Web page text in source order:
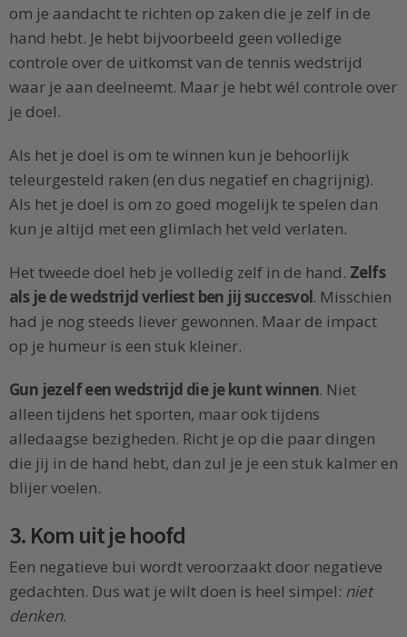
om je aandacht te richten op zaken die je zelf in de
hand hebt. Je hebt bijvoorbeeld geen volledige
controle over de uitkomst van de tennis wedstrijd
waar je aan deelneemt. Maar je hebt wél controle over
je doel.
Als het je doel is om te winnen kun je behoorlijk
teleurgesteld raken (en dus negatief en chagrijnig).
Als het je doel is om zo goed mogelijk te spelen dan
kun je altijd met een glimlach het veld verlaten.
Het tweede doel heb je volledig zelf in de hand. Zelfs
als je de wedstrijd verliest ben jij succesvol. Misschien
had je nog steeds liever gewonnen. Maar de impact
op je humeur is een stuk kleiner.
Gun jezelf een wedstrijd die je kunt winnen. Niet
alleen tijdens het sporten, maar ook tijdens
alledaagse bezigheden. Richt je op die paar dingen
die jij in de hand hebt, dan zul je je een stuk kalmer en
blijer voelen.
3. Kom uit je hoofd
Een negatieve bui wordt veroorzaakt door negatieve
gedachten. Dus wat je wilt doen is heel simpel: niet
denken.